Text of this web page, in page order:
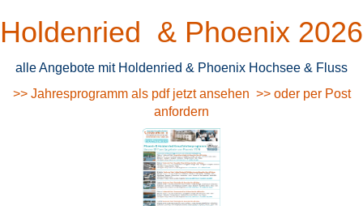
Holdenried & Phoenix 2026
alle Angebote mit Holdenried & Phoenix Hochsee & Fluss
>> Jahresprogramm als pdf jetzt ansehen >> oder per Post
anfordern